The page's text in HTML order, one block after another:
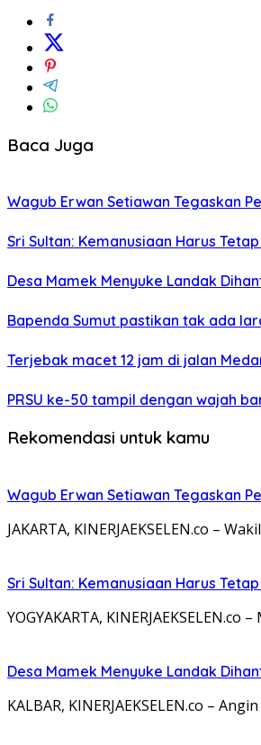
Baca Juga
Wagub Erwan Setiawan Tegaskan
Sri Sultan: Kemanusiaan Harus
Desa Mamek Menyuke Landak
Bapenda Sumut pastikan tak ada
Terjebak macet 12 jam di jalan
PRSU ke-50 tampil dengan wajah
Rekomendasi untuk kamu
Wagub Erwan Setiawan Tegaskan
JAKARTA, KINERJAEKSELEN.co –
Sri Sultan: Kemanusiaan Harus
YOGYAKARTA,
Desa Mamek Menyuke Landak
KALBAR, KINERJAEKSELEN.co –